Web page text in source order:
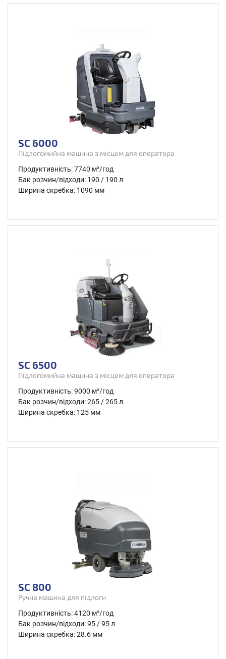
SC 6000
Підлогомийна машина з місцем для оператора
Продуктивність: 7740 м²/год
Бак розчин/відходи: 190 / 190 л
Ширина скребка: 1090 мм
SC 6500
Підлогомийна машина з місцем для оператора
Продуктивність: 9000 м²/год
Бак розчин/відходи: 265 / 265 л
Ширина скребка: 125 мм
SC 800
Ручна машина для підлоги
Продуктивність: 4120 м²/год
Бак розчин/відходи: 95 / 95 л
Ширина скребка: 28.6 мм